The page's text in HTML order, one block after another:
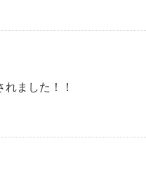
ました！！